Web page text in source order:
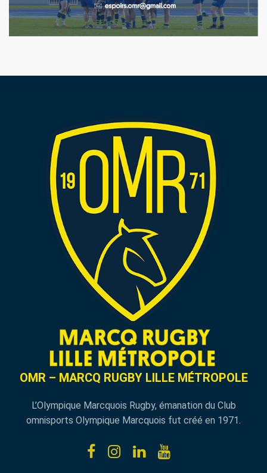
OMR – MARCQ RUGBY LILLE MÉTROPOLE
L’Olympique Marcquois Rugby, émanation du Club
omnisports Olympique Marcquois fut créé en 1971.